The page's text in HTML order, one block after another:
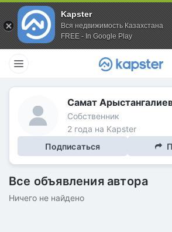
Kapster
Вся недвижимость Казахстана
FREE - In Google Play
Самат
Собственник
2 года на Kapster
Подписаться
Все объявления автора
Ничего не найдено